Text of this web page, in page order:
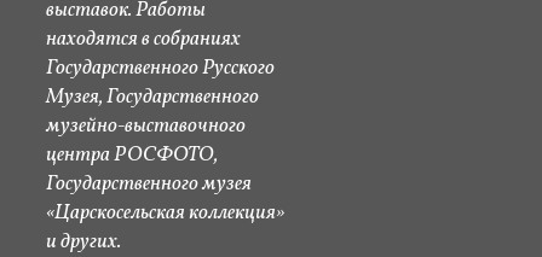
выставок. Работы
находятся в собраниях
Государственного Русского
Музея, Государственного
музейно-выставочного
центра РОСФОТО,
Государственного музея
«Царскосельская коллекция»
и других.